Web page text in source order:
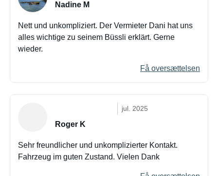
Nadine M
Nett und unkompliziert. Der Vermieter Dani hat uns
alles wichtige zu seinem Büssli erklärt. Gerne
wieder.
Få oversættelsen
jul. 2025
Roger K
Sehr freundlicher und unkomplizierter Kontakt.
Fahrzeug im guten Zustand. Vielen Dank